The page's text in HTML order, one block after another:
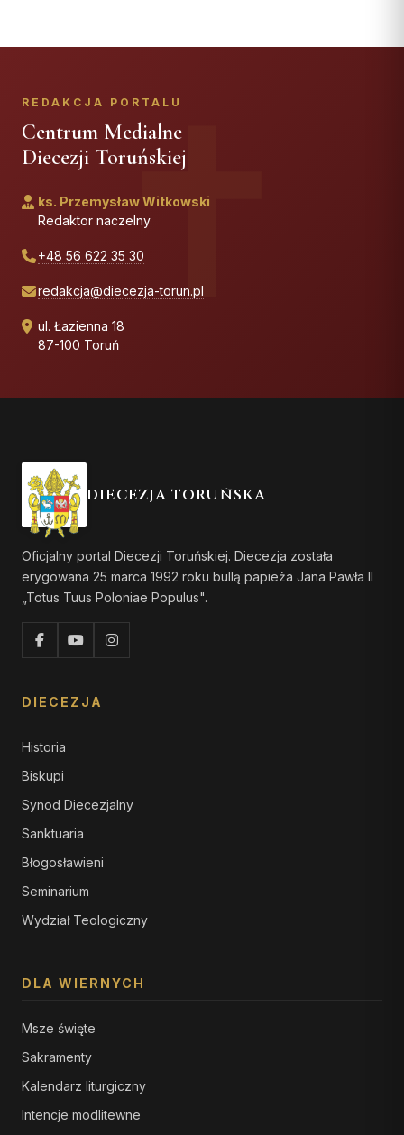
REDAKCJA PORTALU
Centrum Medialne
Diecezji Toruńskiej
ks. Przemysław Witkowski
Redaktor naczelny
+48 56 622 35 30
redakcja@diecezja-torun.pl
ul. Łazienna 18
87-100 Toruń
DIECEZJA TORUŃSKA
Oficjalny portal Diecezji Toruńskiej. Diecezja została
erygowana 25 marca 1992 roku bullą papieża Jana Pawła II
„Totus Tuus Poloniae Populus".
DIECEZJA
Historia
Biskupi
Synod Diecezjalny
Sanktuaria
Błogosławieni
Seminarium
Wydział Teologiczny
DLA WIERNYCH
Msze święte
Sakramenty
Kalendarz liturgiczny
Intencje modlitewne